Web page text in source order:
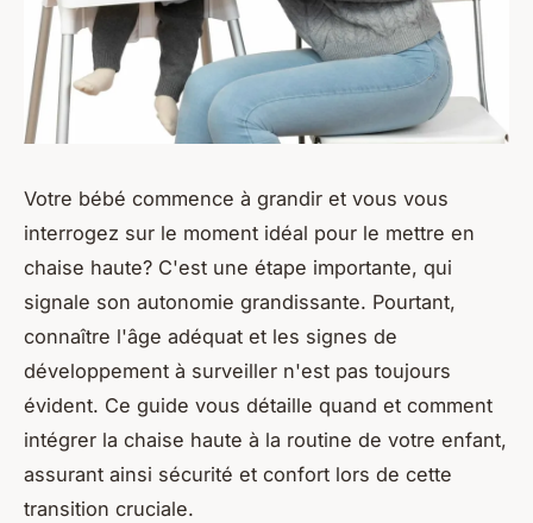
Votre bébé commence à grandir et vous vous
interrogez sur le moment idéal pour le mettre en
chaise haute? C'est une étape importante, qui
signale son autonomie grandissante. Pourtant,
connaître l'âge adéquat et les signes de
développement à surveiller n'est pas toujours
évident. Ce guide vous détaille quand et comment
intégrer la chaise haute à la routine de votre enfant,
assurant ainsi sécurité et confort lors de cette
transition cruciale.